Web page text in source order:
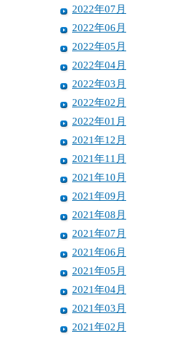
2022年07月
2022年06月
2022年05月
2022年04月
2022年03月
2022年02月
2022年01月
2021年12月
2021年11月
2021年10月
2021年09月
2021年08月
2021年07月
2021年06月
2021年05月
2021年04月
2021年03月
2021年02月